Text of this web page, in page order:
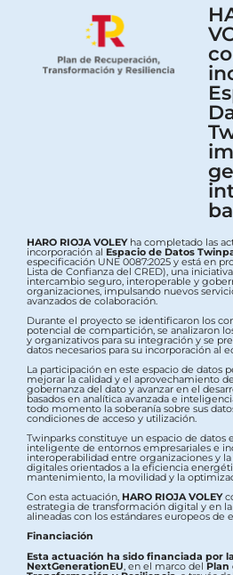
HARO RIOJA VOLEYha completado las
incorporación al Espacio de Datos
especificación UNE 0087:2025 y está en
Lista de Confianza del CRED), una
intercambio seguro, interoperable y
organizaciones, impulsando nuevos
avanzados de colaboración.
Durante el proyecto se identificaron los
potencial de compartición, se analizaron
y organizativos para su integración y se
datos necesarios para su incorporación al
La participación en este espacio de datos
mejorar la calidad y el aprovechamiento
gobernanza del dato y avanzar en el
basados en analítica avanzada e
todo momento la soberanía sobre sus
condiciones de acceso y utilización.
Twinparks constituye un espacio de datos
inteligente de entornos empresariales e
interoperabilidad entre organizaciones y
digitales orientados a la eficiencia
mantenimiento, la movilidad y la
Con esta actuación, HARO RIOJA VOLEY
estrategia de transformación digital y en
alineadas con los estándares europeos de
Financiación
Esta actuación ha sido financiada por
NextGenerationEU , en el marco delPlan